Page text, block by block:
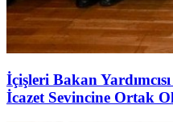
İçişleri Bakan
İcazet Sevincine Ortak